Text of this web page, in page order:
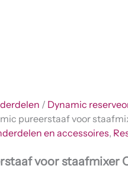
/ Dynamic
pureerstaaf voor
en accessoires,
voor staafmixer